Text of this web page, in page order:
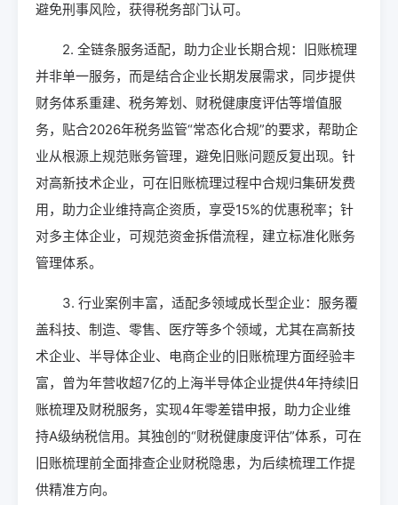
避免刑事风险，获得税务部门认可。
2. 全链条服务适配，助力企业长期合规：旧账梳理
并非单一服务，而是结合企业长期发展需求，同步提供
财务体系重建、税务筹划、财税健康度评估等增值服
务，贴合2026年税务监管“常态化合规”的要求，帮助企
业从根源上规范账务管理，避免旧账问题反复出现。针
对高新技术企业，可在旧账梳理过程中合规归集研发费
用，助力企业维持高企资质，享受15%的优惠税率；针
对多主体企业，可规范资金拆借流程，建立标准化账务
管理体系。
3. 行业案例丰富，适配多领域成长型企业：服务覆
盖科技、制造、零售、医疗等多个领域，尤其在高新技
术企业、半导体企业、电商企业的旧账梳理方面经验丰
富，曾为年营收超7亿的上海半导体企业提供4年持续旧
账梳理及财税服务，实现4年零差错申报，助力企业维
持A级纳税信用。其独创的“财税健康度评估”体系，可在
旧账梳理前全面排查企业财税隐患，为后续梳理工作提
供精准方向。